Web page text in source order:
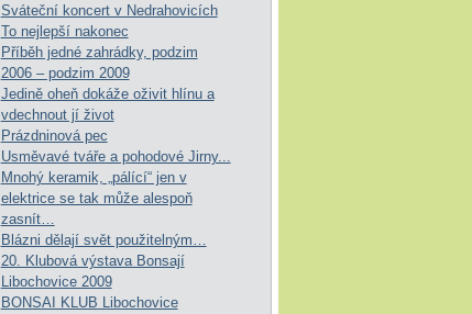
Sváteční koncert v Nedrahovicích
To nejlepší nakonec
Příběh jedné zahrádky, podzim
2006 – podzim 2009
Jedině oheň dokáže oživit hlínu a
vdechnout jí život
Prázdninová pec
Usměvavé tváře a pohodové Jirny...
Mnohý keramik, „pálící“ jen v
elektrice se tak může alespoň
zasnít…
Blázni dělají svět použitelným…
20. Klubová výstava Bonsají
Libochovice 2009
BONSAI KLUB Libochovice